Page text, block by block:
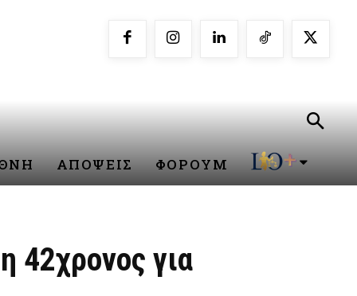
ΑΠΟΨΕΙΣ ΦΟΡΟΥΜ
42χρονος για